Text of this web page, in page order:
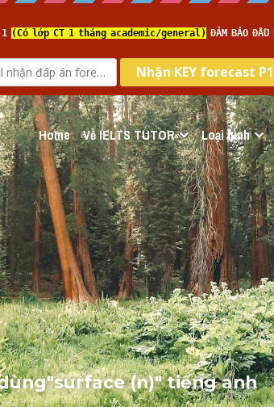
Home Về IELTS TUTOR Loại hình
surface (n)" tiếng anh